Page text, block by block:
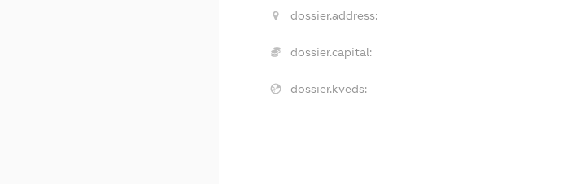
dossier.address:
dossier.capital:
dossier.kveds: